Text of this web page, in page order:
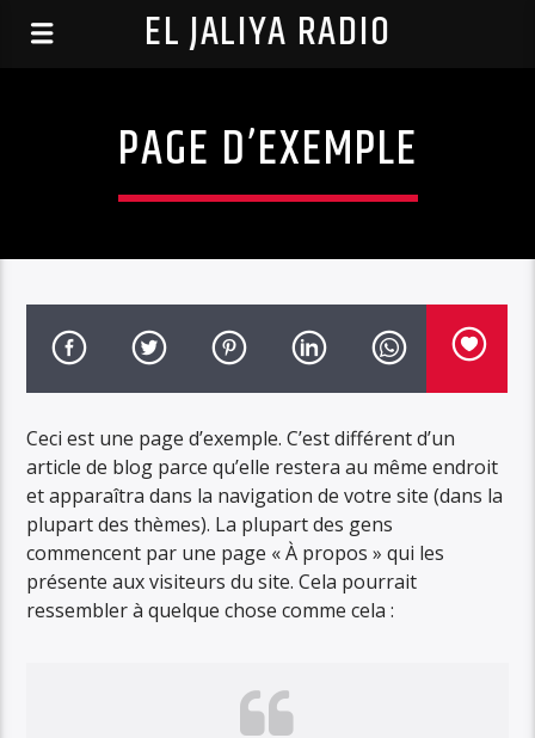
EL JALIYA RADIO
PAGE D’EXEMPLE
Ceci est une page d’exemple. C’est différent d’un
article de blog parce qu’elle restera au même endroit
et apparaîtra dans la navigation de votre site (dans la
plupart des thèmes). La plupart des gens
commencent par une page « À propos » qui les
présente aux visiteurs du site. Cela pourrait
ressembler à quelque chose comme cela :